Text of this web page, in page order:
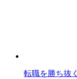
転職を勝ち抜